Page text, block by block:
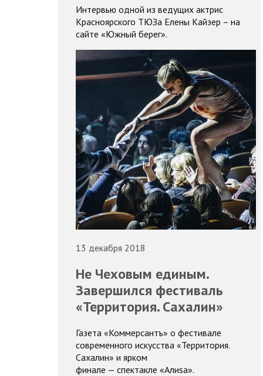
Интервью одной из ведущих актрис
Красноярского ТЮЗа Елены Кайзер – на
сайте «Южный берег».
13 декабря 2018
Не Чеховым единым.
Завершился фестиваль
«Территория. Сахалин»
Газета «Коммерсантъ» о фестивале
современного искусства «Территория.
Сахалин» и ярком
финале — спектакле «Алиsа».